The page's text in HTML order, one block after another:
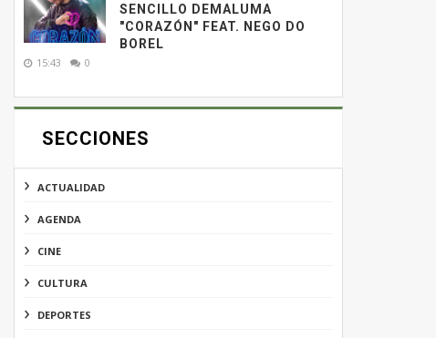
SENCILLO DEMALUMA
"CORAZÓN" FEAT. NEGO DO
BOREL
15:43 0
SECCIONES
ACTUALIDAD
AGENDA
CINE
CULTURA
DEPORTES